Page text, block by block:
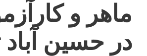
ماهر و
در حسین آباد